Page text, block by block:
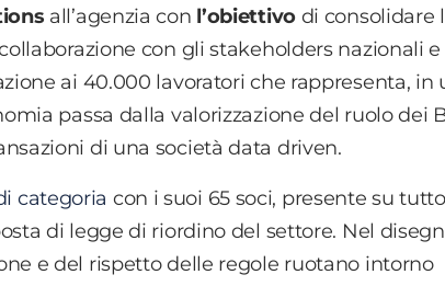
all’agenzia con l’obiettivodi consolidare
con gli stakeholders nazionali e
ai 40.000 lavoratori che rappresenta, in
passa dalla valorizzazione del ruolo dei
di una società data driven.
categoria con i suoi 65 soci, presente su
di legge di riordino del settore. Nel
e del rispetto delle regole ruotano intorno